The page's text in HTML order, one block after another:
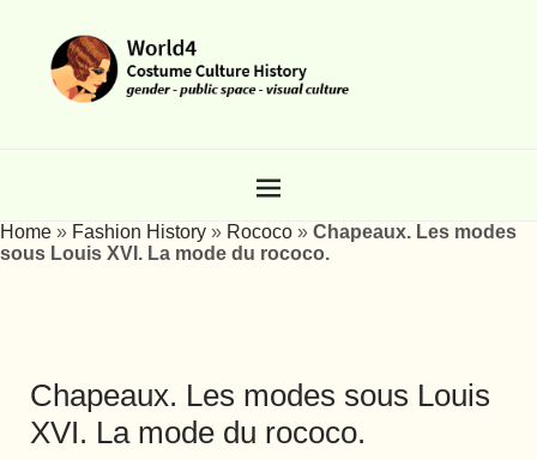
Home » Fashion History » Rococo » Chapeaux. Les modes
sous Louis XVI. La mode du rococo.
Chapeaux. Les modes sous Louis
XVI. La mode du rococo.